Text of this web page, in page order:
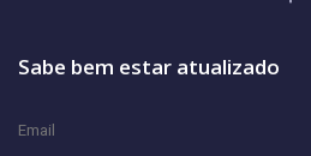
Sabe bem estar atualizado